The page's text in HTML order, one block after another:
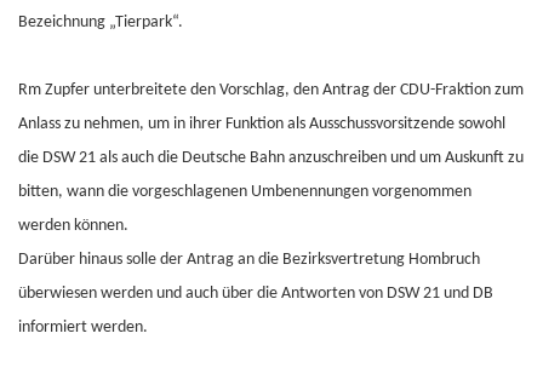
Bezeichnung „Tierpark“.
Rm Zupfer unterbreitete den Vorschlag, den Antrag der CDU-Fraktion zum
Anlass zu nehmen, um in ihrer Funktion als Ausschussvorsitzende sowohl
die DSW 21 als auch die Deutsche Bahn anzuschreiben und um Auskunft zu
bitten, wann die vorgeschlagenen Umbenennungen vorgenommen
werden können.
Darüber hinaus solle der Antrag an die Bezirksvertretung Hombruch
überwiesen werden und auch über die Antworten von DSW 21 und DB
informiert werden.